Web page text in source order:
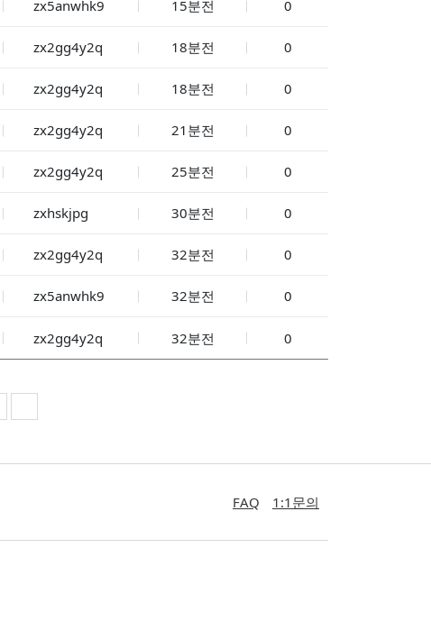
zx5anwhk9 15분전 0
zx2gg4y2q 18분전 0
zx2gg4y2q 18분전 0
zx2gg4y2q 21분전 0
zx2gg4y2q 25분전 0
zxhskjpg 30분전 0
zx2gg4y2q 32분전 0
zx5anwhk9 32분전 0
zx2gg4y2q 32분전 0
FAQ 1:1문의